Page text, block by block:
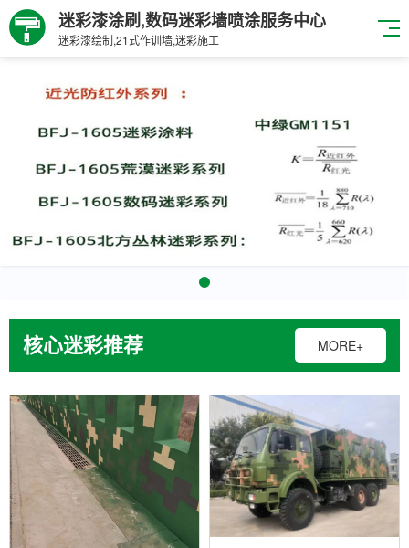
迷彩漆涂刷,数码迷彩墙喷涂服务中心
迷彩漆绘制,21式作训墙,迷彩施工
核心迷彩推荐 MORE+